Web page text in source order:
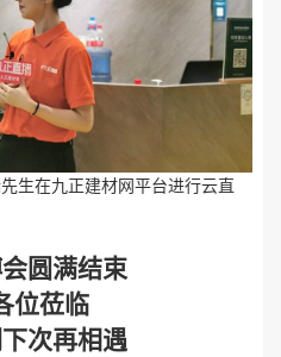
生在九正建材网平台进行云直
圆满结束
位莅临
次再相遇